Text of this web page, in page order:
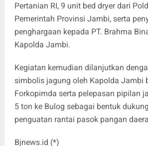
Pertanian RI, 9 unit bed dryer dari
Pemerintah Provinsi Jambi, serta
penghargaan kepada PT. Brahma
Kapolda Jambi.
Kegiatan kemudian dilanjutkan
simbolis jagung oleh Kapolda Jambi
Forkopimda serta pelepasan pipilan
5 ton ke Bulog sebagai bentuk
penguatan rantai pasok pangan
Bjnews.id (*)